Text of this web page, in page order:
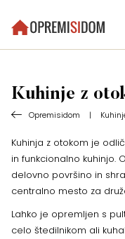
Kuhinje z
Opremisidom |
Kuhinja z otokom je
in funkcionalno kuhinjo.
delovno površino in
centralno mesto za
Lahko je opremljen s
celo štedilnikom ali